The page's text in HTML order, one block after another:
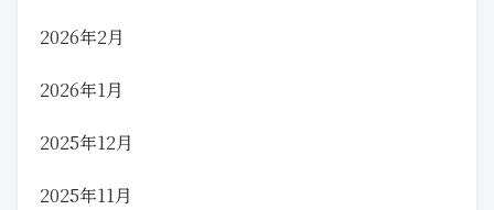
2026年2月
2026年1月
2025年12月
2025年11月